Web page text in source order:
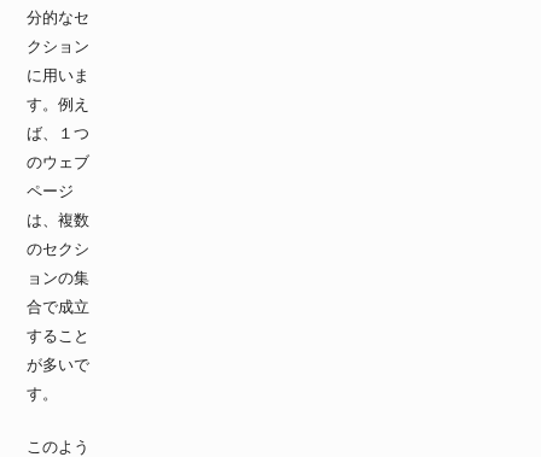
分的なセ
クション
に用いま
す。例え
ば、１つ
のウェブ
ページ
は、複数
のセクシ
ョンの集
合で成立
すること
が多いで
す。
このよう